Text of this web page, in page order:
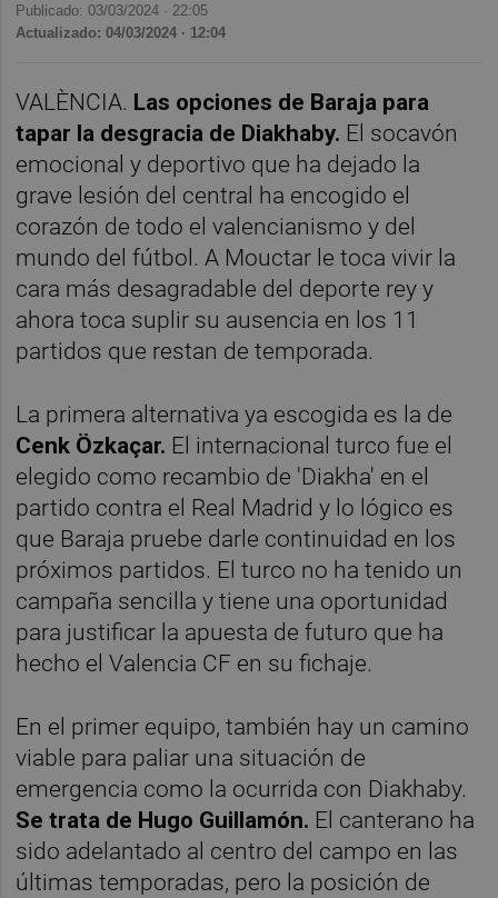
Publicado: 03/03/2024 · 22:05
Actualizado: 04/03/2024 · 12:04
VALÈNCIA. Las opciones de Baraja para
tapar la desgracia de Diakhaby. El socavón
emocional y deportivo que ha dejado la
grave lesión del central ha encogido el
corazón de todo el valencianismo y del
mundo del fútbol. A Mouctar le toca vivir la
cara más desagradable del deporte rey y
ahora toca suplir su ausencia en los 11
partidos que restan de temporada.
La primera alternativa ya escogida es la de
Cenk Özkaçar. El internacional turco fue el
elegido como recambio de 'Diakha' en el
partido contra el Real Madrid y lo lógico es
que Baraja pruebe darle continuidad en los
próximos partidos. El turco no ha tenido un
campaña sencilla y tiene una oportunidad
para justificar la apuesta de futuro que ha
hecho el Valencia CF en su fichaje.
En el primer equipo, también hay un camino
viable para paliar una situación de
emergencia como la ocurrida con Diakhaby.
Se trata de Hugo Guillamón. El canterano ha
sido adelantado al centro del campo en las
últimas temporadas, pero la posición de